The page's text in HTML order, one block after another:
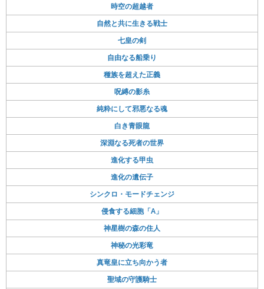
時空の超越者
自然と共に生きる戦士
七皇の剣
自由なる船乗り
種族を超えた正義
呪縛の影糸
純粋にして邪悪なる魂
白き青眼龍
深淵なる死者の世界
進化する甲虫
進化の遺伝子
シンクロ・モードチェンジ
侵食する細胞「A」
神星樹の森の住人
神秘の光彩竜
真竜皇に立ち向かう者
聖域の守護騎士